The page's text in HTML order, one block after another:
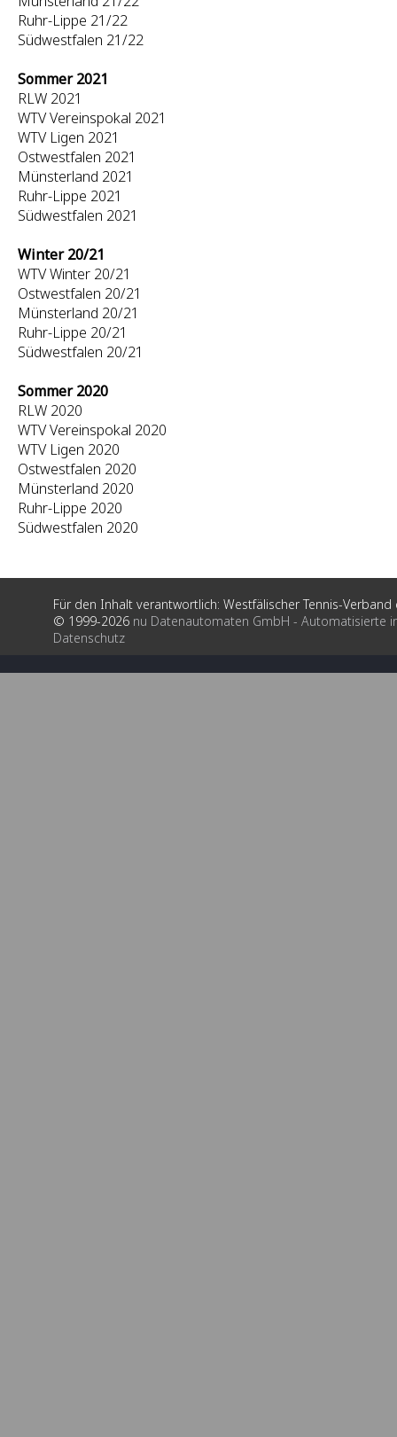
Ruhr-Lippe 21/22
Südwestfalen 21/22
Sommer 2021
RLW 2021
WTV Vereinspokal 2021
WTV Ligen 2021
Ostwestfalen 2021
Münsterland 2021
Ruhr-Lippe 2021
Südwestfalen 2021
Winter 20/21
WTV Winter 20/21
Ostwestfalen 20/21
Münsterland 20/21
Ruhr-Lippe 20/21
Südwestfalen 20/21
Sommer 2020
RLW 2020
WTV Vereinspokal 2020
WTV Ligen 2020
Ostwestfalen 2020
Münsterland 2020
Ruhr-Lippe 2020
Südwestfalen 2020
Für den Inhalt verantwortlich: Westfälischer Tennis-Verband
© 1999-2026 nu Datenautomaten GmbH - Automatisierte
Datenschutz